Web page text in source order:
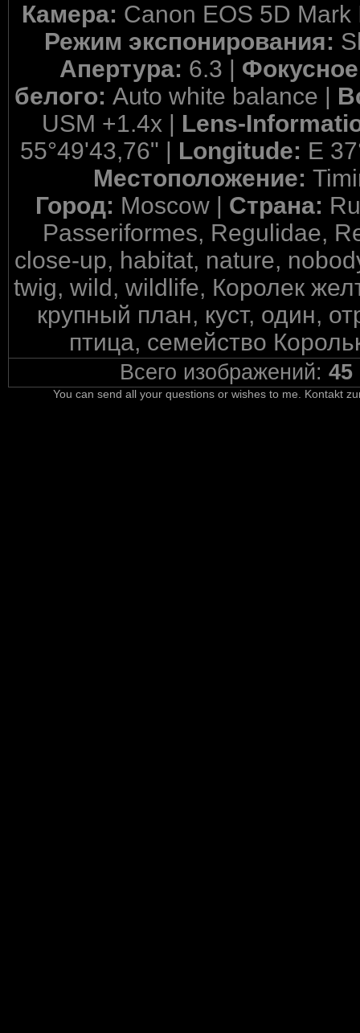
Камера: Canon EOS 5D
Режим экспонирования:
Апертура: 6.3 |
белого:Auto white balance |
USM +1.4x | Lens-
55°49'43,76" | Longitude: E
Местоположение:
Город: Moscow | Страна:
Passeriformes, Regulidae,
close-up, habitat, nature,
twig, wild, wildlife, Королек
крупный план, куст, один,
птица, семейство
Всего изображений:45
You can send all your questions or wishes to me. Kontakt